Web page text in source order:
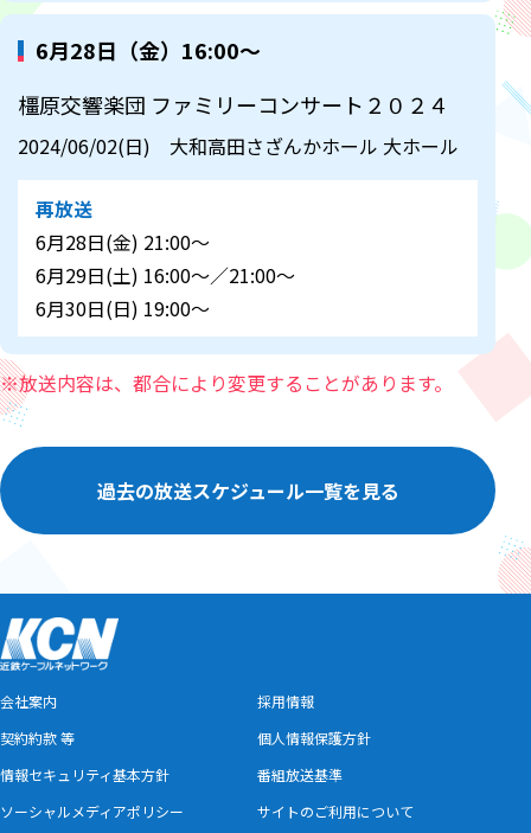
6月28日（金）16:00～
橿原交響楽団 ファミリーコンサート２０２４
2024/06/02(日) 大和高田さざんかホール 大ホール
再放送
6月28日(金) 21:00～
6月29日(土) 16:00～／21:00～
6月30日(日) 19:00～
※放送内容は、都合により変更することがあります。
過去の放送スケジュール一覧を見る
会社案内
採用情報
契約約款 等
個人情報保護方針
情報セキュリティ基本方針
番組放送基準
ソーシャルメディアポリシー
サイトのご利用について